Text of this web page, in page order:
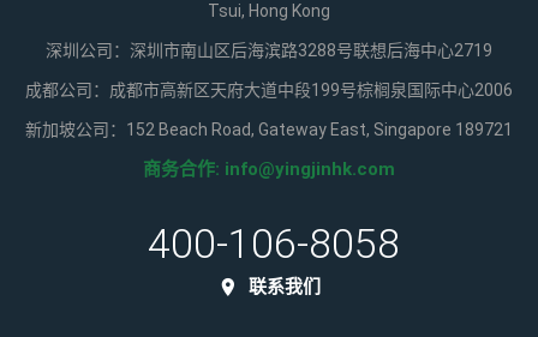
Tsui, Hong Kong
深圳公司：深圳市南山区后海滨路3288号联想后海中心2719
成都公司：成都市高新区天府大道中段199号棕榈泉国际中心2006
新加坡公司：152 Beach Road, Gateway East, Singapore 189721
商务合作: info@yingjinhk.com
400-106-8058
联系我们